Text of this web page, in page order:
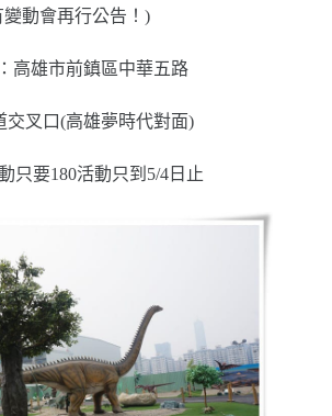
變動會再行公告！)
高雄市前鎮區中華五路
交叉口(高雄夢時代對面)
只要180活動只到5/4日止